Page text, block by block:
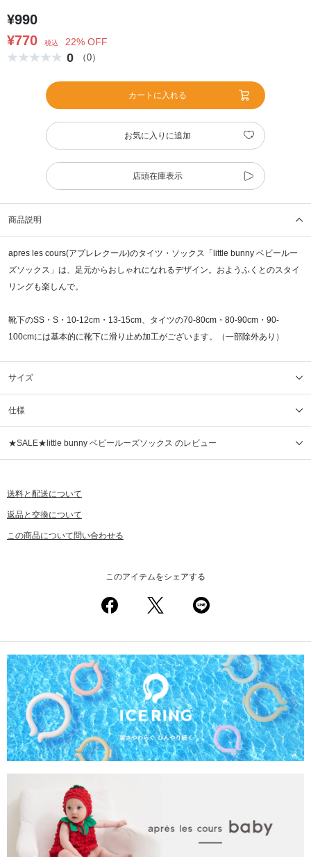
¥990
¥770
税込 22% OFF
0 （0）
カートに入れる
お気に入りに追加
店頭在庫表示
商品説明
apres les cours(アプレレクール)のタイツ・ソックス「little bunny ベビールー
ズソックス」は、足元からおしゃれになれるデザイン。おようふくとのスタイ
リングも楽しんで。
靴下のSS・S・10-12cm・13-15cm、タイツの70-80cm・80-90cm・90-
100cmには基本的に靴下に滑り止め加工がございます。（一部除外あり）
サイズ
仕様
★SALE★little bunny ベビールーズソックス のレビュー
送料と配送について
返品と交換について
この商品について問い合わせる
このアイテムをシェアする